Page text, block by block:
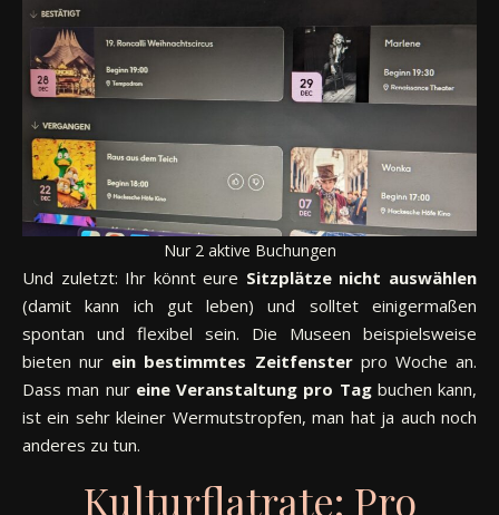
Nur 2 aktive Buchungen
Und zuletzt: Ihr könnt eure Sitzplätze nicht auswählen
(damit kann ich gut leben) und solltet einigermaßen
spontan und flexibel sein. Die Museen beispielsweise
bieten nur ein bestimmtes Zeitfenster pro Woche an.
Dass man nur eine Veranstaltung pro Tag buchen kann,
ist ein sehr kleiner Wermutstropfen, man hat ja auch noch
anderes zu tun.
Kulturflatrate: Pro